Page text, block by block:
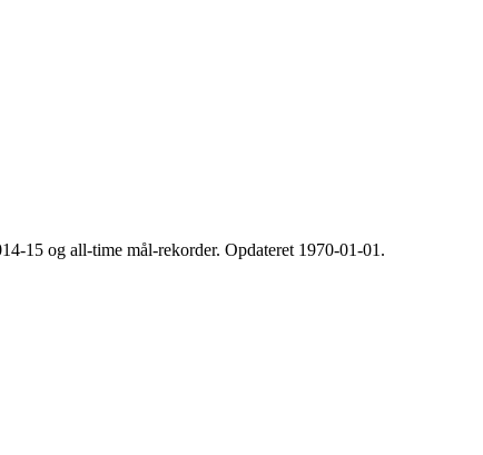
15 og all-time mål-rekorder. Opdateret 1970-01-01 .